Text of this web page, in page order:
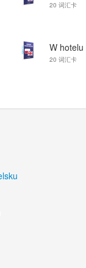
20 词汇卡
W
20 词汇卡